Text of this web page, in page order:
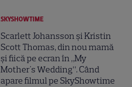
SKYSHOWTIME
Scarlett Johansson și Kristin
Scott Thomas, din nou mamă
și fiică pe ecran în „My
Mother's Wedding”. Când
apare filmul pe SkyShowtime